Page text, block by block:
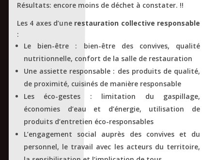
Résultats: encore moins de déchet à constater. !!
Les 4 axes d’une restauration collective responsable
:
Le bien-être : bien-être des convives, qualité
nutritionnelle, confort de la salle de restauration
Une assiette responsable : des produits de qualité,
de proximité, cuisinés de manière responsable
Les éco-gestes : limitation du gaspillage,
économies d’eau et d’énergie, utilisation de
produits d’entretien éco-responsables
L’engagement social auprès des convives et du
personnel, le travail avec les acteurs du territoire,